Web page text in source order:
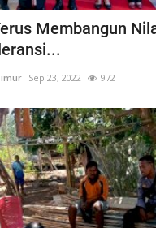
Membangun
Sep 23, 2022 972